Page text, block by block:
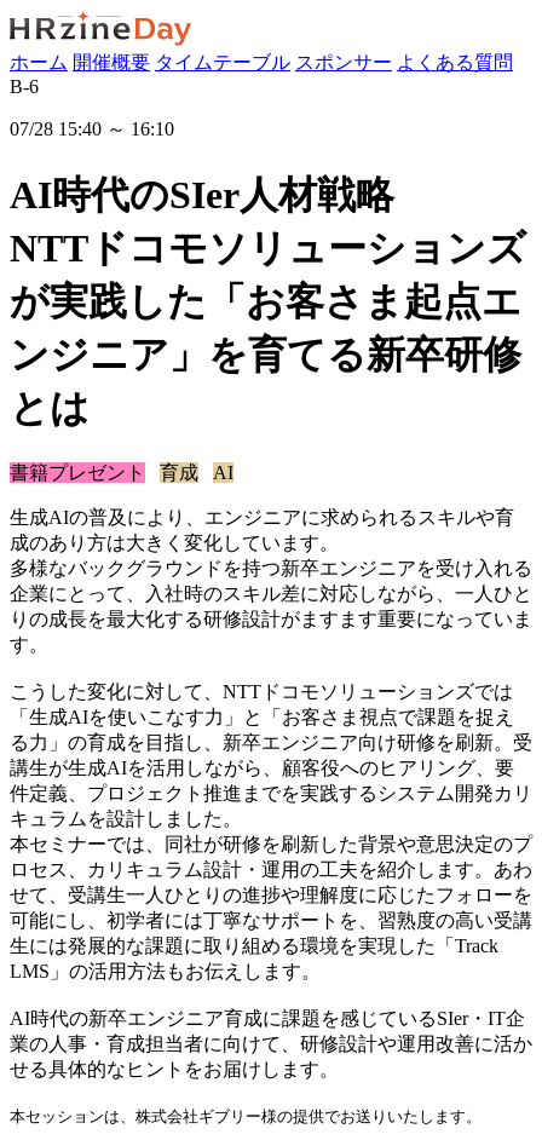
ホーム 開催概要 タイムテーブル スポンサー よくある質問
B-6
07/28 15:40 ～ 16:10
AI時代のSIer人材戦略
NTTドコモソリューションズ
が実践した「お客さま起点エ
ンジニア」を育てる新卒研修
とは
書籍プレゼント 育成 AI
生成AIの普及により、エンジニアに求められるスキルや育
成のあり方は大きく変化しています。
多様なバックグラウンドを持つ新卒エンジニアを受け入れる
企業にとって、入社時のスキル差に対応しながら、一人ひと
りの成長を最大化する研修設計がますます重要になっていま
す。
こうした変化に対して、NTTドコモソリューションズでは
「生成AIを使いこなす力」と「お客さま視点で課題を捉え
る力」の育成を目指し、新卒エンジニア向け研修を刷新。受
講生が生成AIを活用しながら、顧客役へのヒアリング、要
件定義、プロジェクト推進までを実践するシステム開発カリ
キュラムを設計しました。
本セミナーでは、同社が研修を刷新した背景や意思決定のプ
ロセス、カリキュラム設計・運用の工夫を紹介します。あわ
せて、受講生一人ひとりの進捗や理解度に応じたフォローを
可能にし、初学者には丁寧なサポートを、習熟度の高い受講
生には発展的な課題に取り組める環境を実現した「Track
LMS」の活用方法もお伝えします。
AI時代の新卒エンジニア育成に課題を感じているSIer・IT企
業の人事・育成担当者に向けて、研修設計や運用改善に活か
せる具体的なヒントをお届けします。
本セッションは、株式会社ギブリー様の提供でお送りいたします。